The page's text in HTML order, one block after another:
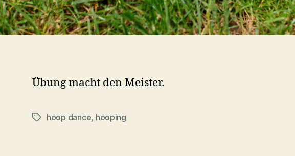
Übung macht den Meister.
Schlagwörter
hoop dance, hooping